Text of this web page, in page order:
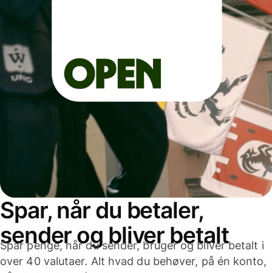
Spar, når du betaler,
sender og bliver betalt
Spar penge, når du sender, bruger og bliver betalt i
over 40 valutaer. Alt hvad du behøver, på én konto,